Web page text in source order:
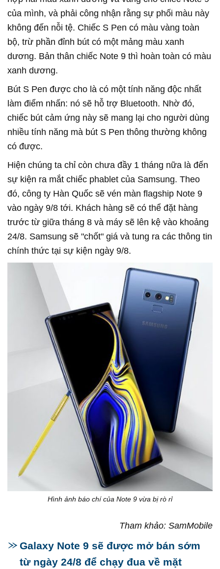
của mình, và phải công nhận rằng sự phối màu này
không đến nỗi tệ. Chiếc S Pen có màu vàng toàn
bộ, trừ phần đỉnh bút có một mảng màu xanh
dương. Bản thân chiếc Note 9 thì hoàn toàn có màu
xanh dương.
Bút S Pen được cho là có một tính năng độc nhất
làm điểm nhấn: nó sẽ hỗ trợ Bluetooth. Nhờ đó,
chiếc bút cảm ứng này sẽ mang lại cho người dùng
nhiều tính năng mà bút S Pen thông thường không
có được.
Hiện chúng ta chỉ còn chưa đầy 1 tháng nữa là đến
sự kiện ra mắt chiếc phablet của Samsung. Theo
đó, công ty Hàn Quốc sẽ vén màn flagship Note 9
vào ngày 9/8 tới. Khách hàng sẽ có thể đặt hàng
trước từ giữa tháng 8 và máy sẽ lên kệ vào khoảng
24/8. Samsung sẽ "chốt" giá và tung ra các thông tin
chính thức tại sự kiện ngày 9/8.
Hình ảnh báo chí của Note 9 vừa bị rò rỉ
Tham khảo: SamMobile
Galaxy Note 9 sẽ được mở bán sớm
từ ngày 24/8 để chạy đua về mặt